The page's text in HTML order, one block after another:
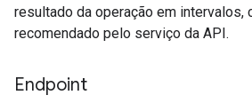
resultado da operação em intervalos,
recomendado pelo serviço da API.
Endpoint